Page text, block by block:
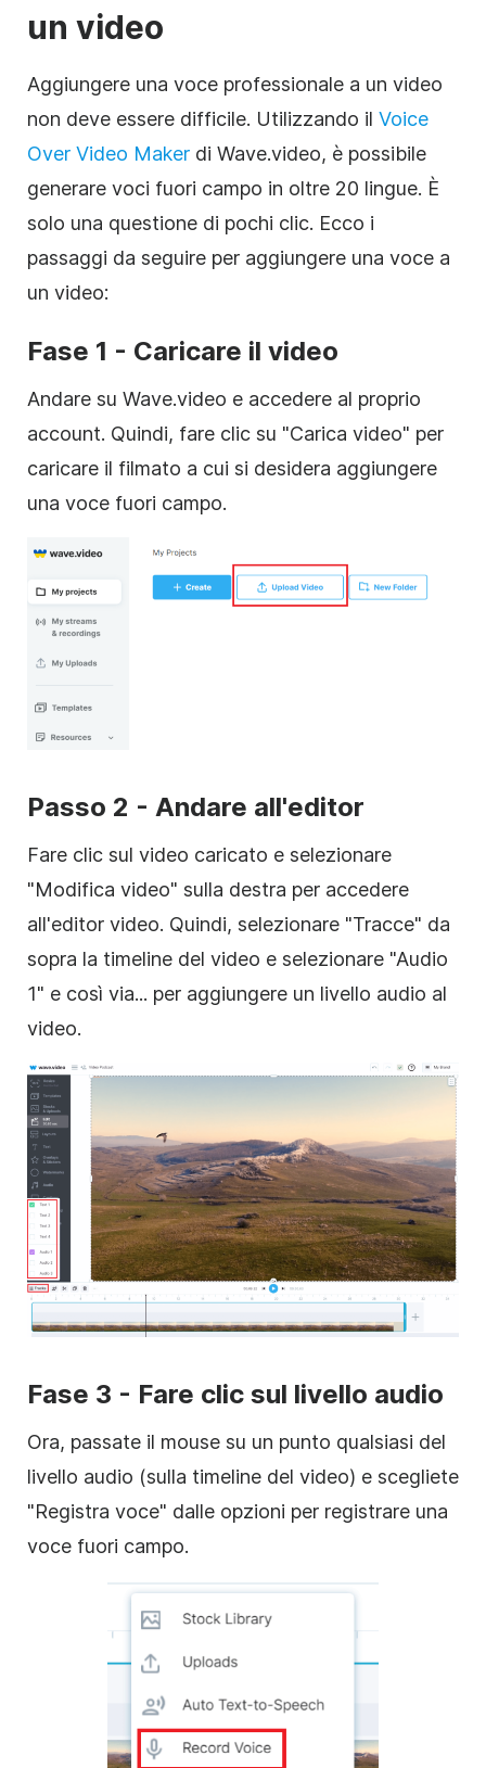
un video
Aggiungere una voce professionale a un video
non deve essere difficile. Utilizzando il Voice
Over Video Maker di Wave.video, è possibile
generare voci fuori campo in oltre 20 lingue. È
solo una questione di pochi clic. Ecco i
passaggi da seguire per aggiungere una voce a
un video:
Fase 1 - Caricare il video
Andare su Wave.video e accedere al proprio
account. Quindi, fare clic su "Carica video" per
caricare il filmato a cui si desidera aggiungere
una voce fuori campo.
Passo 2 - Andare all'editor
Fare clic sul video caricato e selezionare
"Modifica video" sulla destra per accedere
all'editor video. Quindi, selezionare "Tracce" da
sopra la timeline del video e selezionare "Audio
1" e così via... per aggiungere un livello audio al
video.
Fase 3 - Fare clic sul livello audio
Ora, passate il mouse su un punto qualsiasi del
livello audio (sulla timeline del video) e scegliete
"Registra voce" dalle opzioni per registrare una
voce fuori campo.